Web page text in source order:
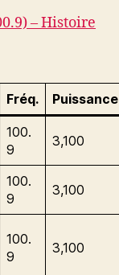
– Histoire
Fréq. Puissance
100.
9
3,100
100.
9
3,100
100.
9
3,100